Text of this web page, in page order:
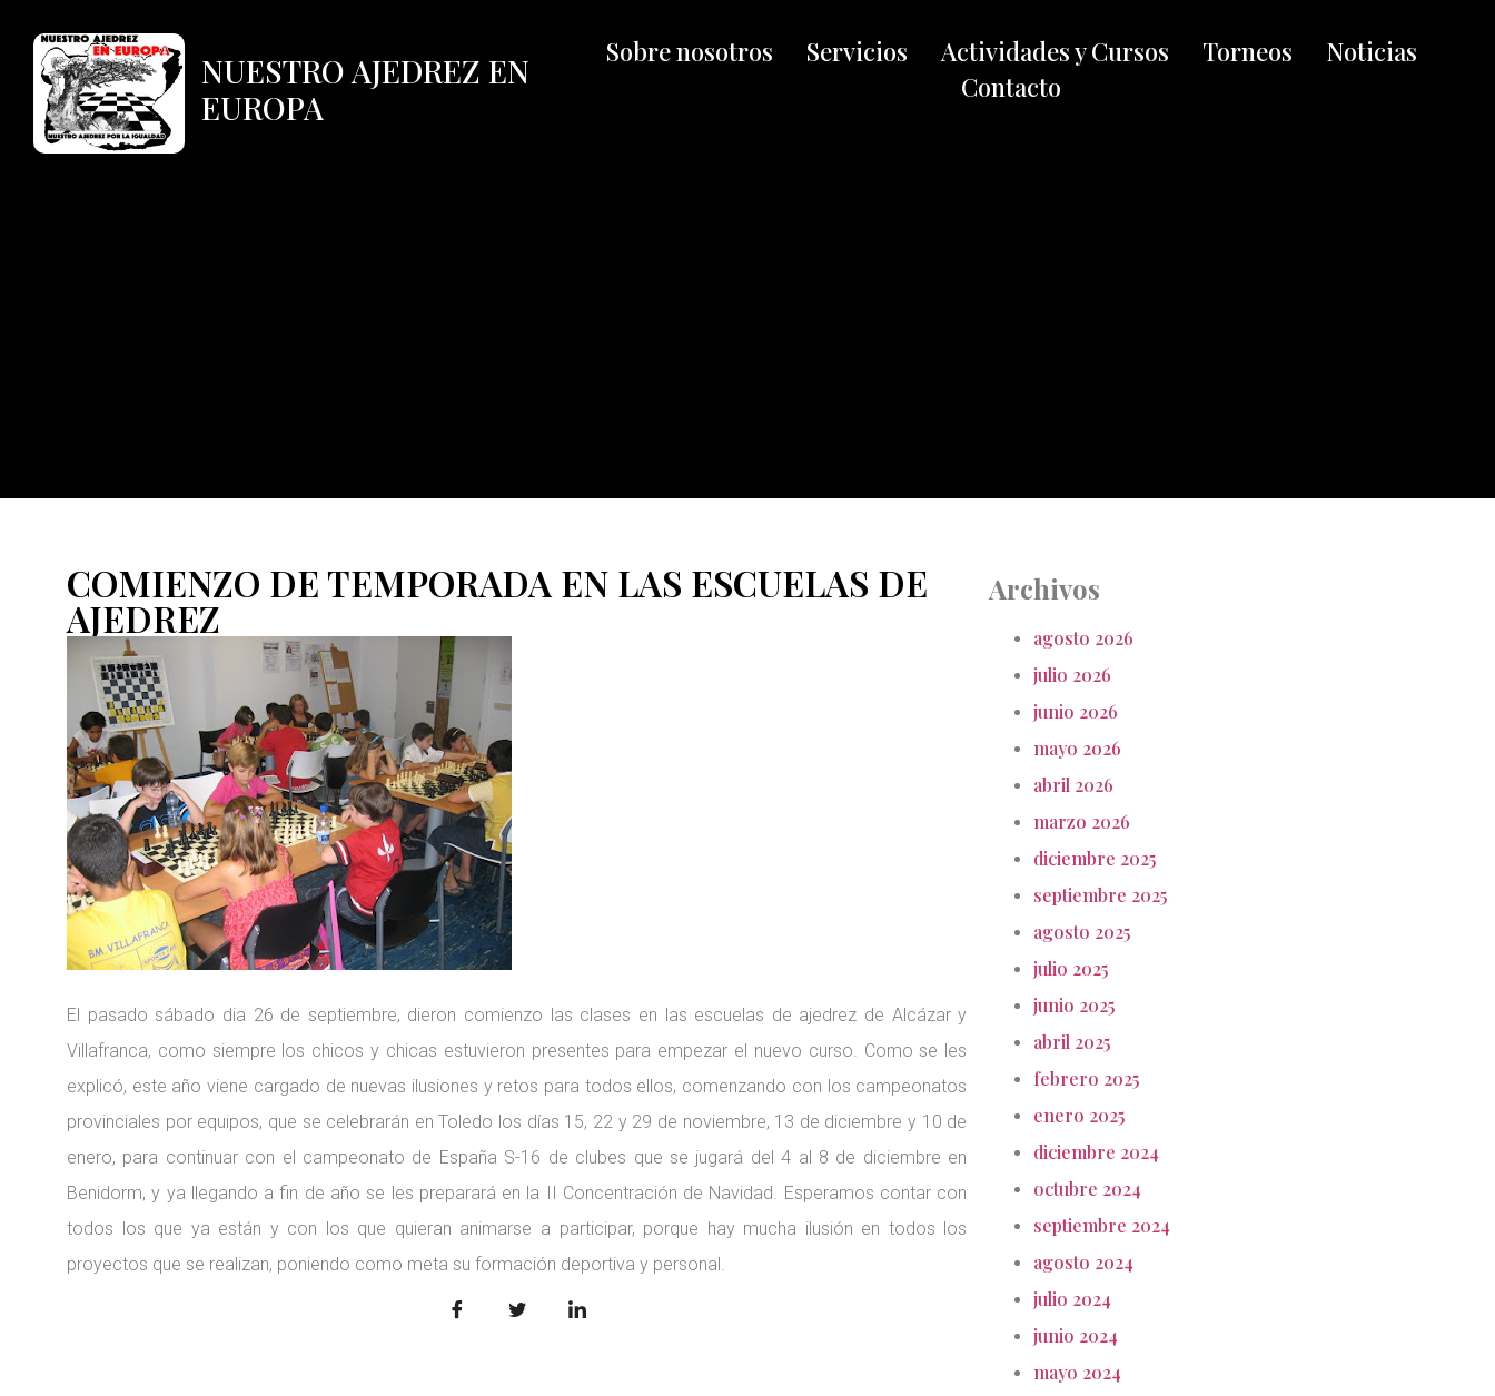
NUESTRO AJEDREZ EN
EUROPA
Sobre nosotros Servicios Actividades y Cursos Torneos
Noticias
Contacto
COMIENZO DE TEMPORADA EN LAS ESCUELAS DE
AJEDREZ
El pasado sábado dia 26 de septiembre, dieron comienzo las clases en las escuelas de ajedrez de Alcázar y
Villafranca, como siempre los chicos y chicas estuvieron presentes para empezar el nuevo curso. Como se les
explicó, este año viene cargado de nuevas ilusiones y retos para todos ellos, comenzando con los campeonatos
provinciales por equipos, que se celebrarán en Toledo los días 15, 22 y 29 de noviembre, 13 de diciembre y 10 de
enero, para continuar con el campeonato de España S-16 de clubes que se jugará del 4 al 8 de diciembre en
Benidorm, y ya llegando a fin de año se les preparará en la II Concentración de Navidad. Esperamos contar con
todos los que ya están y con los que quieran animarse a participar, porque hay mucha ilusión en todos los
proyectos que se realizan, poniendo como meta su formación deportiva y personal.
Archivos
agosto 2026
julio 2026
junio 2026
mayo 2026
abril 2026
marzo 2026
diciembre 2025
septiembre 2025
agosto 2025
julio 2025
junio 2025
abril 2025
febrero 2025
enero 2025
diciembre 2024
octubre 2024
septiembre 2024
agosto 2024
julio 2024
junio 2024
mayo 2024